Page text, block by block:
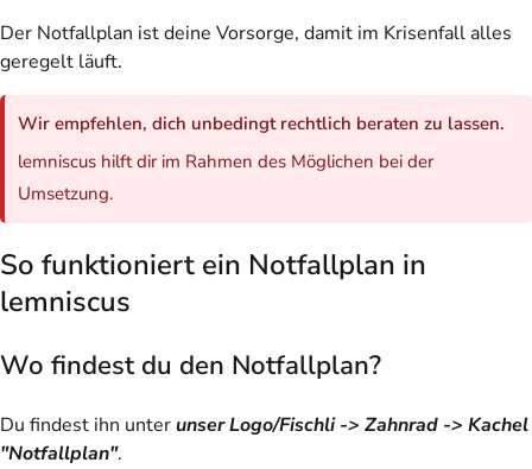
Der Notfallplan ist deine Vorsorge, damit im Krisenfall alles
geregelt läuft.
Wir empfehlen, dich unbedingt rechtlich beraten zu lassen.
lemniscus hilft dir im Rahmen des Möglichen bei der
Umsetzung.
So funktioniert ein Notfallplan in
lemniscus
Wo findest du den Notfallplan?
Du findest ihn unterunser Logo/Fischli -> Zahnrad -> Kachel
"Notfallplan".